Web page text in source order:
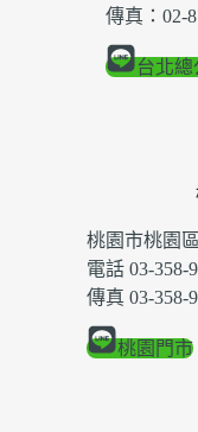
傳真：02-
台北總
桃園市桃園
電話 03-358-
傳真 03-358-
桃園門市